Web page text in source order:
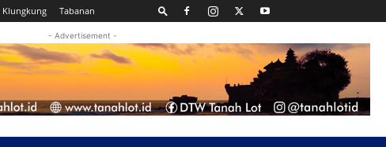
Klungkung Tabanan
- Advertisement -